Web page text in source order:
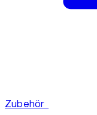
Zubehör